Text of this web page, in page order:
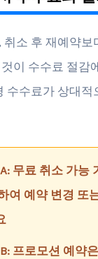
취소 후 재예약보
이 수수료 절감
수수료가 상대적
무료 취소 가능
여 예약 변경 또
프로모션 예약